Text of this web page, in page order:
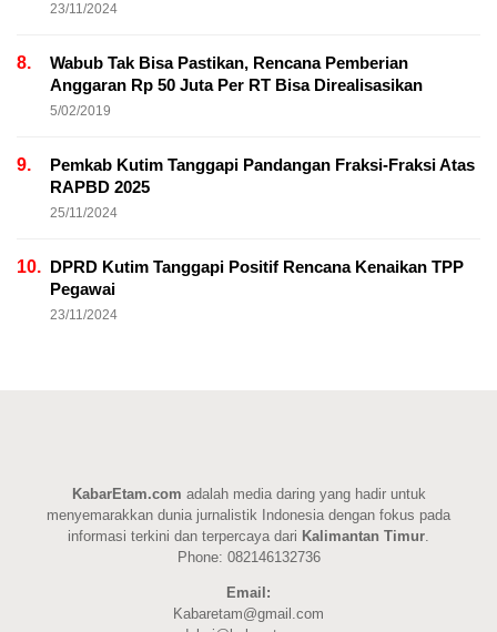
23/11/2024
8.
Wabub Tak Bisa Pastikan, Rencana Pemberian
Anggaran Rp 50 Juta Per RT Bisa Direalisasikan
5/02/2019
9.
Pemkab Kutim Tanggapi Pandangan Fraksi-Fraksi Atas
RAPBD 2025
25/11/2024
10. DPRD Kutim Tanggapi Positif Rencana Kenaikan TPP
Pegawai
23/11/2024
KabarEtam.com adalah media daring yang hadir untuk
menyemarakkan dunia jurnalistik Indonesia dengan fokus pada
informasi terkini dan terpercaya dari Kalimantan Timur.
Phone: 082146132736
Email:
Kabaretam@gmail.com